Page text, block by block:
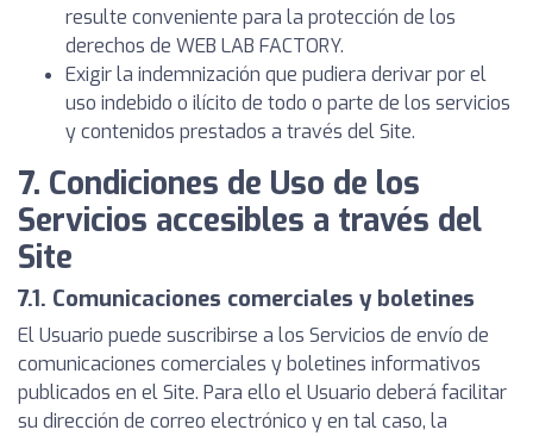
resulte conveniente para la protección de los
derechos de WEB LAB FACTORY.
Exigir la indemnización que pudiera derivar por el
uso indebido o ilícito de todo o parte de los servicios
y contenidos prestados a través del Site.
7. Condiciones de Uso de los
Servicios accesibles a través del
Site
7.1. Comunicaciones comerciales y boletines
El Usuario puede suscribirse a los Servicios de envío de
comunicaciones comerciales y boletines informativos
publicados en el Site. Para ello el Usuario deberá facilitar
su dirección de correo electrónico y en tal caso, la